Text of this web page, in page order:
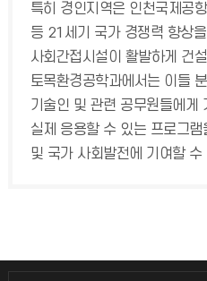
특히 경인지역은 인천국제공
등 21세기 국가 경쟁력 향상
사회간접시설이 활발하게 건
토목환경공학과에서는 이들
기술인 및 관련 공무원들에게
실제 응용할 수 있는 프로그
및 국가 사회발전에 기여할